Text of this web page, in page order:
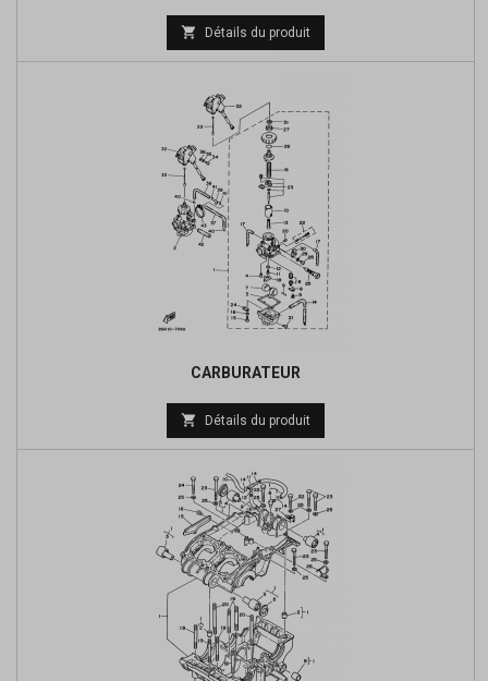
Prix
de
 Détails du produit
CARBURATEUR
Prix
de
base
 Détails du produit